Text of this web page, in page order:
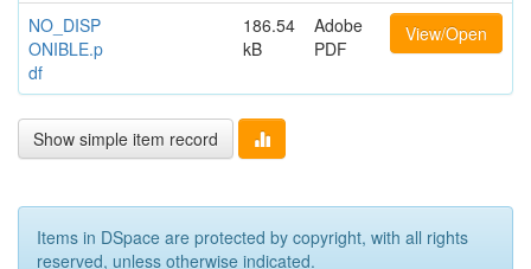
NO_DISP
ONIBLE.p
df
186.54
kB
Adobe
PDF
View/Open
Show simple item record
Items in DSpace are protected by copyright, with all rights
reserved, unless otherwise indicated.